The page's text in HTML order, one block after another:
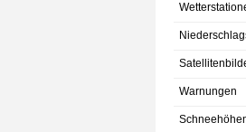
Warnungen